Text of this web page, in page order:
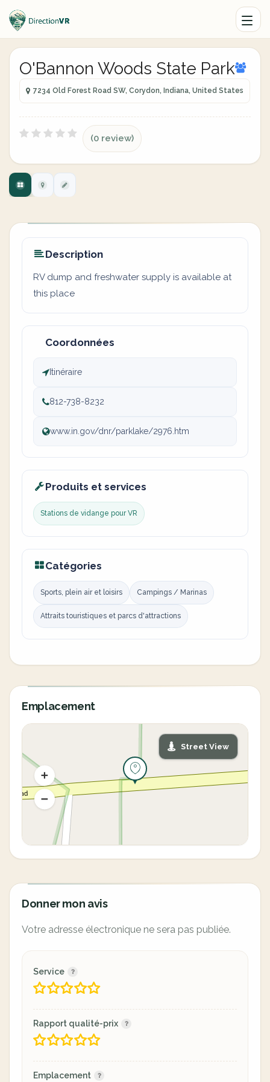
O'Bannon Woods State Park
7234 Old Forest Road SW, Corydon, Indiana, United States
(0 review)
Description
RV dump and freshwater supply is available at
this place
Coordonnées
Itinéraire
812-738-8232
www.in.gov/dnr/parklake/2976.htm
Produits et services
Stations de vidange pour VR
Catégories
Sports, plein air et loisirs Campings / Marinas
Attraits touristiques et parcs d'attractions
Emplacement
Street View
Donner mon avis
Votre adresse électronique ne sera pas publiée.
Service
Rapport qualité-prix
Emplacement